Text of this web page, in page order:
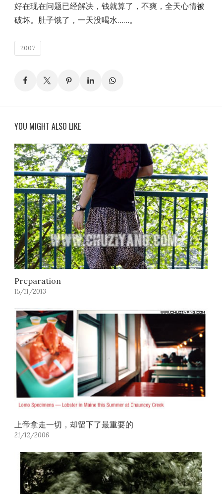
好在现在问题已经解决，钱就算了，不爽，全天心情被
破坏。肚子饿了，一天没喝水……。
2007
YOU MIGHT ALSO LIKE
Preparation
15/11/2013
上帝拿走一切，却留下了最重要的
21/12/2006